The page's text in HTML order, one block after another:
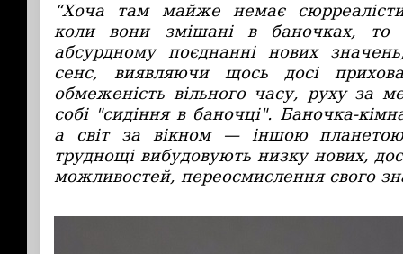
“Хоча там майже немає
коли вони змішані в баночках, то
абсурдному поєднанні нових
сенс, виявляючи щось досі
обмеженість вільного часу, руху за
собі "сидіння в баночці". Баночка-
а світ за вікном — іншою
труднощі вибудовують низку нових,
можливостей, переосмислення свого